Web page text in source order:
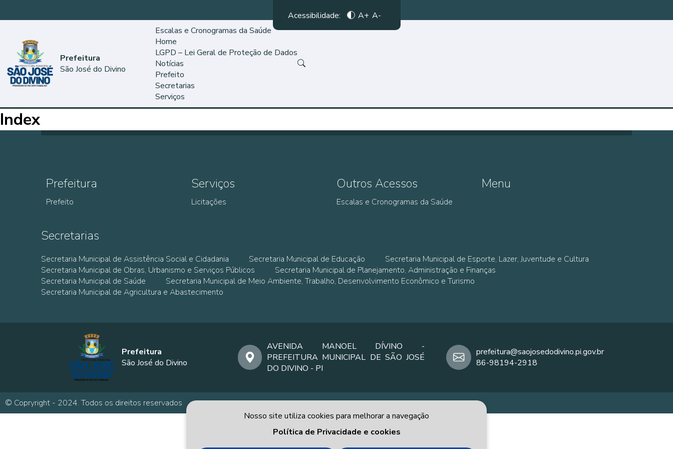
Acessibilidade: A+ A-
Prefeitura
São José do Divino
Escalas e Cronogramas da Saúde
Home
LGPD – Lei Geral de Proteção de Dados
Notícias
Prefeito
Secretarias
Serviços
Index
Prefeitura
Prefeito
Serviços
Licitações
Outros Acessos
Escalas e Cronogramas da Saúde
Menu
Secretarias
Secretaria Municipal de Assistência Social e Cidadania Secretaria Municipal de Educação
Secretaria Municipal de Esporte, Lazer, Juventude e Cultura
Secretaria Municipal de Obras, Urbanismo e Serviços Públicos
Secretaria Municipal de Planejamento, Administração e Finanças
Secretaria Municipal de Saúde
Secretaria Municipal de Meio Ambiente, Trabalho, Desenvolvimento Econômico e Turismo
Secretaria Municipal de Agricultura e Abastecimento
Prefeitura
São José do Divino
AVENIDA MANOEL DÍVINO -
PREFEITURA MUNICIPAL DE SÃO JOSÉ
DO DIVINO - PI
prefeitura@saojosedodivino.pi.gov.br
86-98194-2918
© Copryright - 2024. Todos os direitos reservados
Nosso site utiliza cookies para melhorar a navegação
Política de Privacidade e cookies